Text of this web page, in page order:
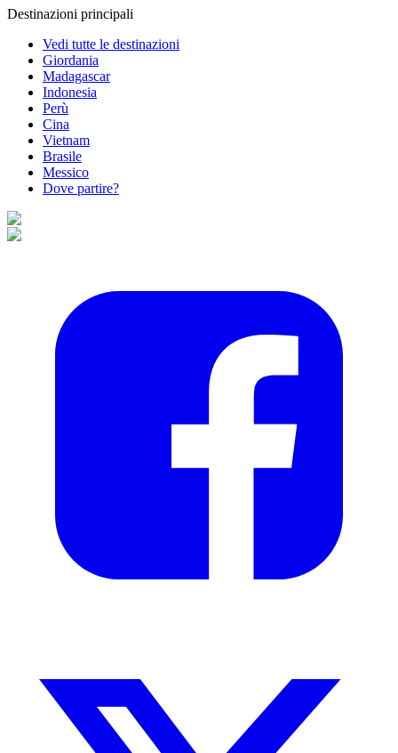
Destinazioni principali
Vedi tutte le destinazioni
Giordania
Madagascar
Indonesia
Perù
Cina
Vietnam
Brasile
Messico
Dove partire?